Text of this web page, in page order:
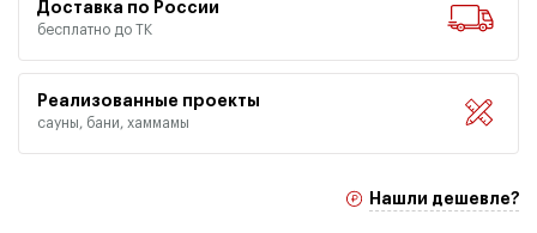
Доставка по России
бесплатно до ТК
Реализованные проекты
сауны, бани, хаммамы
Нашли дешевле?